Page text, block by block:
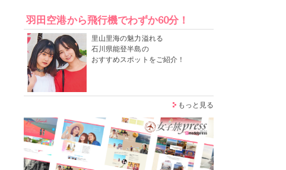
羽田空港から飛行機でわずか60分！
里山里海の魅力溢れる
石川県能登半島の
おすすめスポットをご紹介！
もっと見る